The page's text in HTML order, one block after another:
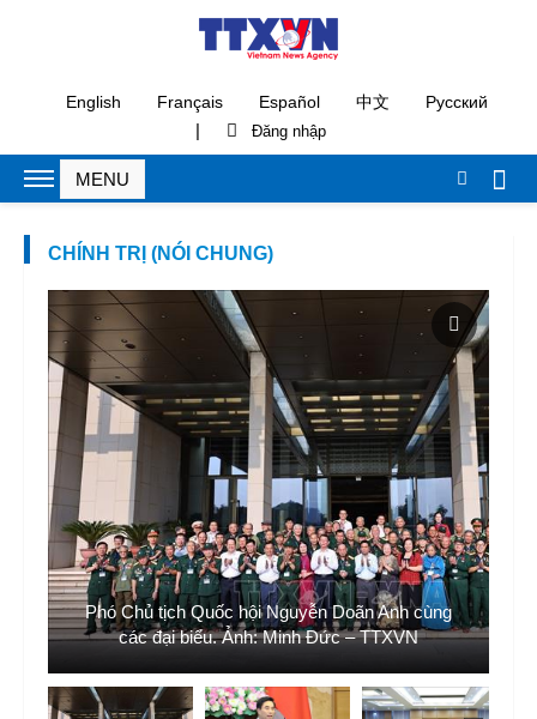
English Français Español 中文 Русский
|
CHÍNH TRỊ (NÓI CHUNG)
Phó Chủ tịch Quốc hội Nguyễn Doãn Anh cùng
các đại biểu. Ảnh: Minh Đức – TTXVN